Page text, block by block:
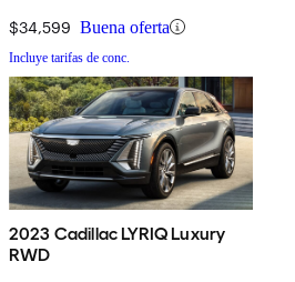
$34,599 Buena oferta
Incluye tarifas de conc.
2023 Cadillac LYRIQ Luxury
RWD